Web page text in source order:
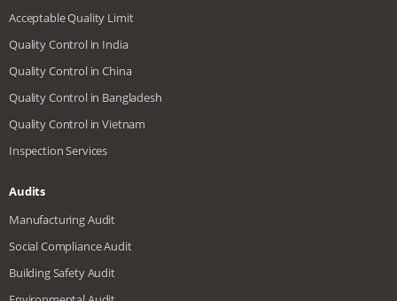
Acceptable Quality Limit
Quality Control in India
Quality Control in China
Quality Control in Bangladesh
Quality Control in Vietnam
Inspection Services
Audits
Manufacturing Audit
Social Compliance Audit
Building Safety Audit